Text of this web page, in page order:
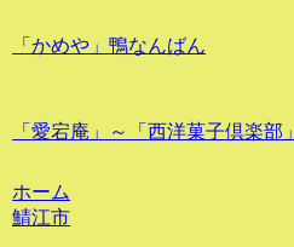
「かめや」鴨なんばん
「愛宕庵」～「西洋菓子倶楽部」
ホーム
鯖江市